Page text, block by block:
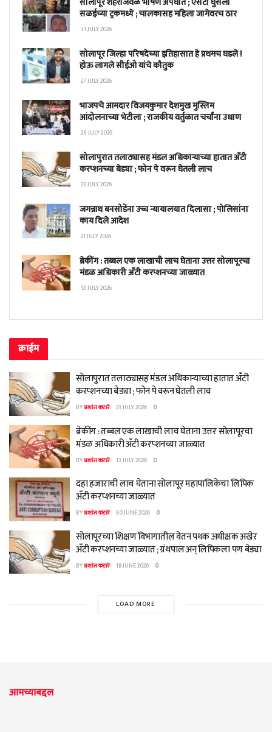
सळईच्या ट्रकमध्ये ; चालकासह महिला जागेवरच ठार
31 JULY 2026
सोलापूर जिल्हा परिषदेच्या इतिहासात हे प्रथमच घडले !
होऊ लागले सीईओ यांचे कौतुक
27 JULY 2026
भाजपचे आमदार विजयकुमार देशमुख मुस्लिम
आंदोलनाच्या भेटीला ; राजकीय वर्तुळात चर्चांना उधाण
25 JULY 2026
सोलापुरात तलाठ्यासह मंडल अधिकाऱ्याच्या हातात अँटी
करप्शनच्या बेड्या ; फोन पे वरून घेतली लाच
23 JULY 2026
जगन्नाथ बनसोडेंना उच्च न्यायालयात दिलासा ; पोलिसांना
काय दिले आदेश
21 JULY 2026
ब्रेकींग : तब्बल एक लाखाची लाच घेताना उत्तर सोलापूरचा
मंडळ अधिकारी अँटी करप्शनच्या जाळ्यात
13 JULY 2026
क्राईम
सोलापुरात तलाठ्यासह मंडल अधिकाऱ्याच्या हातात अँटी
करप्शनच्या बेड्या ; फोन पे वरून घेतली लाच
BYप्रशांत कटारे 23 JULY 2026 0
ब्रेकींग : तब्बल एक लाखाची लाच घेताना उत्तर सोलापूरचा
मंडळ अधिकारी अँटी करप्शनच्या जाळ्यात
BYप्रशांत कटारे 13 JULY 2026 0
दहा हजाराची लाच घेताना सोलापूर महापालिकेचा लिपिक
अँटी करप्शनच्या जाळ्यात
BYप्रशांत कटारे 30 JUNE 2026 0
सोलापूरच्या शिक्षण विभागातील वेतन पथक अधीक्षक अखेर
अँटी करप्शनच्या जाळ्यात ; ग्रंथपाल अन् लिपिकला पण बेड्या
BYप्रशांत कटारे 18 JUNE 2026 0
LOAD MORE
आमच्याबद्दल